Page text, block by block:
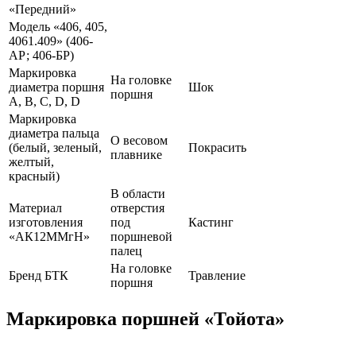
«Передний»
Модель «406, 405,
4061.409» (406-
АР; 406-БР)
Маркировка
диаметра поршня
A, B, C, D, D
На головке
поршня
Шок
Маркировка
диаметра пальца
(белый, зеленый,
желтый,
красный)
О весовом
плавнике
Покрасить
Материал
изготовления
«АК12ММгН»
В области
отверстия
под
поршневой
палец
Кастинг
Бренд БТК
На головке
поршня
Травление
Маркировка поршней «Тойота»